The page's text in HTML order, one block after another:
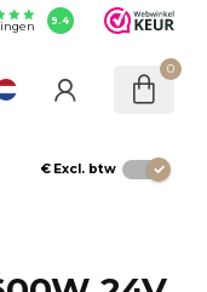
9.4
0
€ Excl. btw